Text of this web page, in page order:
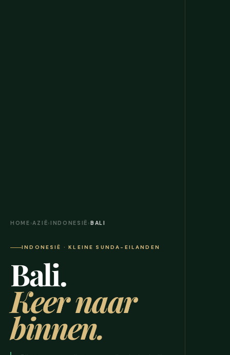
HOME ›AZIË›INDONESIË ›BALI
INDONESIË · KLEINE SUNDA-EILANDEN
Bali.
Keer naar
binnen.